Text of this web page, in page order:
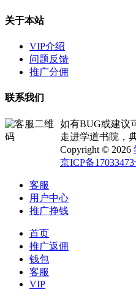
关于本站
VIP介绍
问题反馈
推广分佣
联系我们
如有BUG或建议
走进学道书院，
Copyright © 2026
京ICP备
客服
用户中心
推广挣钱
首页
推广返佣
钱包
客服
VIP